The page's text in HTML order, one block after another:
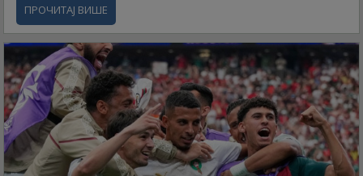
ПРОЧИТАЈ ВИШЕ